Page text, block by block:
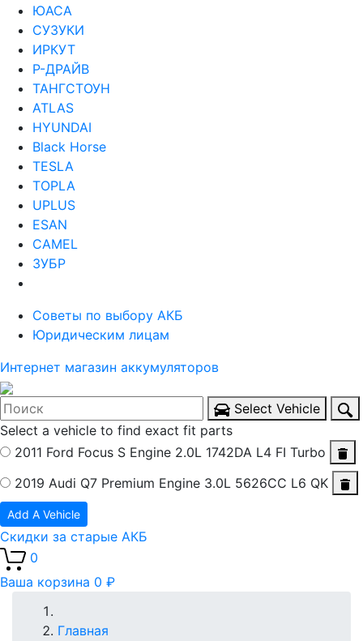
ЮАСА
СУЗУКИ
ИРКУТ
Р-ДРАЙВ
ТАНГСТОУН
ATLAS
HYUNDAI
Black Horse
TESLA
TOPLA
UPLUS
ESAN
CAMEL
ЗУБР
Советы по выбору АКБ
Юридическим лицам
Интернет магазин аккумуляторов
Select Vehicle
Select a vehicle to find exact fit parts
2011 Ford Focus S Engine 2.0L 1742DA L4 FI Turbo
2019 Audi Q7 Premium Engine 3.0L 5626CC L6 QK
Add A Vehicle
Скидки за старые АКБ
0
Ваша корзина 0 ₽
Главная